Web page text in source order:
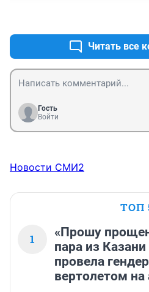
Читать все
Гость
Войти
Новости СМИ2
ТОП
1
«Прошу
пара из
провела
вертолетом